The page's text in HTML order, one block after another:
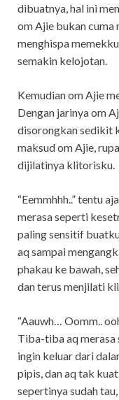
dibuatnya, hal ini
om Ajie bukan
menghispa
semakin kelojotan.
Kemudian om Ajie
Dengan jarinya om
disorongkan sedikit
maksud om Ajie,
dijilatinya klitorisku.
“Eemmhhh..” tentu
merasa seperti
paling sensitif
aq sampai
phakau ke bawah,
dan terus menjilati
“Aauwh… Oomm..
Tiba-tiba aq merasa
ingin keluar dari
pipis, dan aq tak
sepertinya sudah